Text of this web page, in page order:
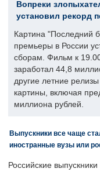
Вопреки
установил рекорд
Картина "Последний
премьеры в России
сборам. Фильм к
заработал 44,8
другие летние
картины, включая
миллиона рублей.
Выпускники все чаще
иностранные вузы или
Российские